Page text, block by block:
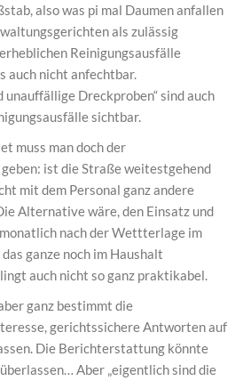
also was pi mal Daumen anfallen
als zulässig
Reinigungsausfälle
auch nicht anfechtbar.
unauffällige Dreckproben“ sind auch
sichtbar.
muss man doch der
ist die Straße weitestgehend
mit dem Personal ganz andere
Alternative wäre, den Einsatz und
nach der Wettterlage im
ganze noch im Haushalt
auch nicht so ganz praktikabel.
ganz bestimmt die
gerichtssichere Antworten auf
Die Berichterstattung könnte
Aber „eigentlich sind die